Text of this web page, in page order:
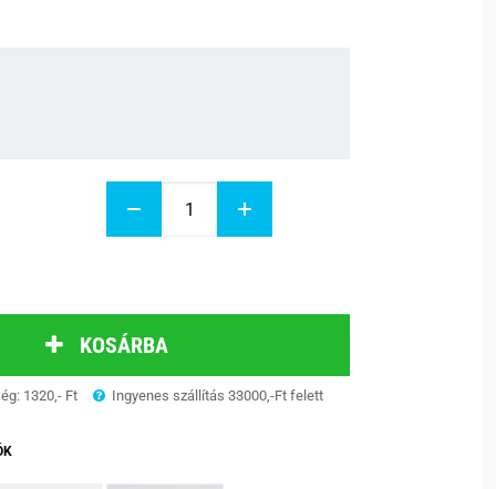
KOSÁRBA
1320,- Ft Ingyenes szállítás 33000,-Ft felett